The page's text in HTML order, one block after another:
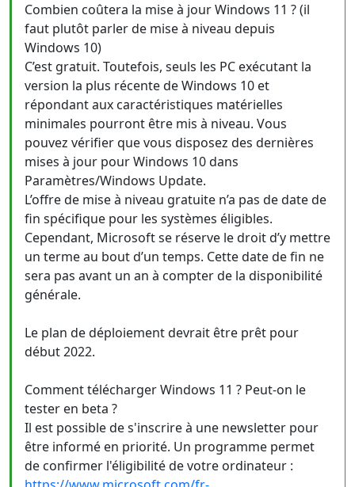
Combien coûtera la mise à jour Windows 11 ? (il
faut plutôt parler de mise à niveau depuis
Windows 10)
C’est gratuit. Toutefois, seuls les PC exécutant la
version la plus récente de Windows 10 et
répondant aux caractéristiques matérielles
minimales pourront être mis à niveau. Vous
pouvez vérifier que vous disposez des dernières
mises à jour pour Windows 10 dans
Paramètres/Windows Update.
L’offre de mise à niveau gratuite n’a pas de date de
fin spécifique pour les systèmes éligibles.
Cependant, Microsoft se réserve le droit d’y mettre
un terme au bout d’un temps. Cette date de fin ne
sera pas avant un an à compter de la disponibilité
générale.
Le plan de déploiement devrait être prêt pour
début 2022.
Comment télécharger Windows 11 ? Peut-on le
tester en beta ?
Il est possible de s'inscrire à une newsletter pour
être informé en priorité. Un programme permet
de confirmer l'éligibilité de votre ordinateur :